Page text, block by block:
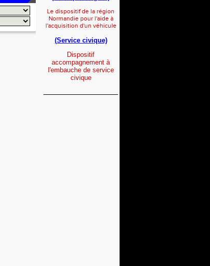
Le dispositif de la région
Normandie pour l'aide à
l'acquisition d'un véhicule
(Service civique)
Dispositif
accompagnement à
l'embauche de service
civique